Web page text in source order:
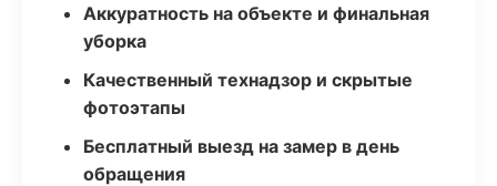
Аккуратность на объекте и финальная
уборка
Качественный технадзор и скрытые
фотоэтапы
Бесплатный выезд на замер в день
обращения